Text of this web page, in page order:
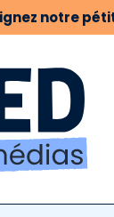
notre